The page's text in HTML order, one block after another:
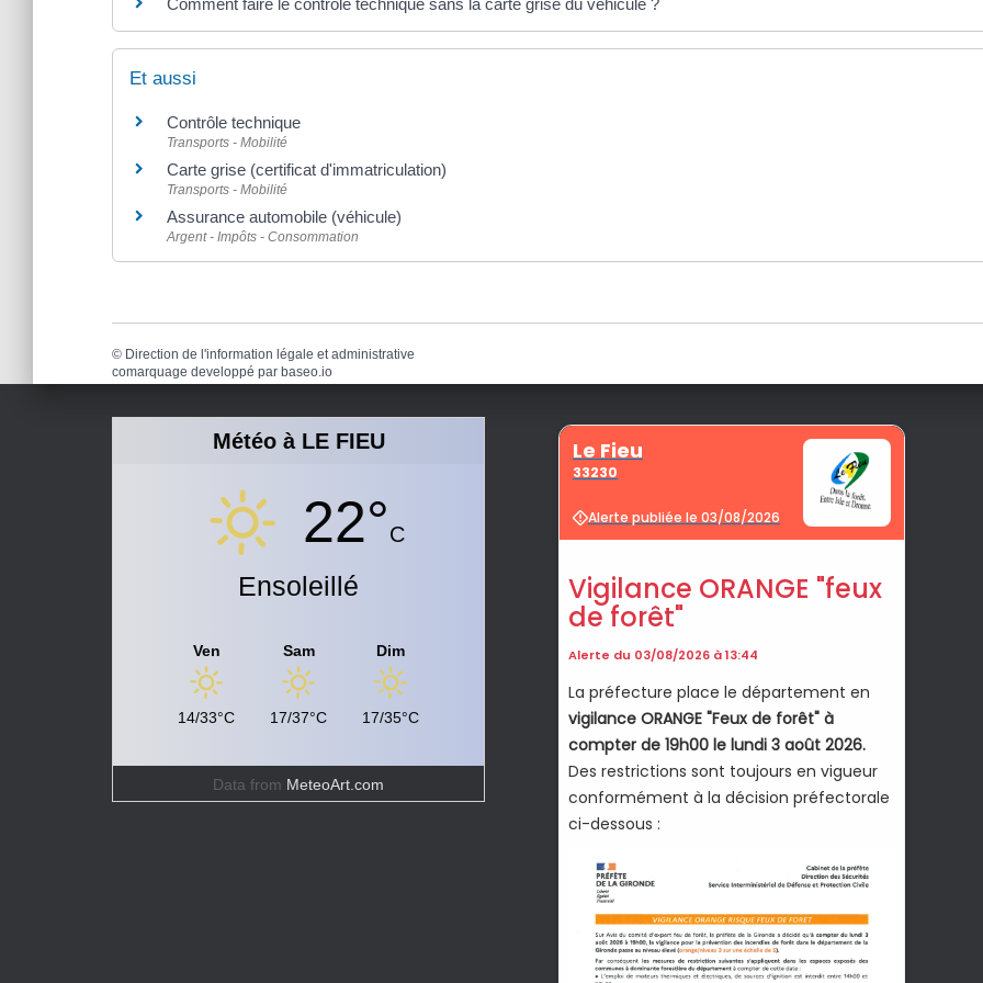
Et aussi
Contrôle technique
Transports - Mobilité
Carte grise (certificat d'immatriculation)
Transports - Mobilité
Assurance automobile (véhicule)
Argent - Impôts - Consommation
© Direction de l'information légale et administrative
comarquage developpé par baseo.io
Météo à LE FIEU
22°C
Ensoleillé
Ven
14/33°C
Sam
17/37°C
Dim
17/35°C
Data from MeteoArt.com